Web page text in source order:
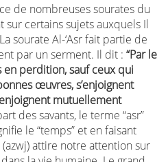
de nombreuses sourates du
sur certains sujets auxquels Il
sourate Al-‘Asr fait partie de
par un serment. Il dit : “Par le
en perdition, sauf ceux qui
œuvres, s’enjoignent
mutuellement
des savants, le terme “asr”
le “temps” et en faisant
attire notre attention sur